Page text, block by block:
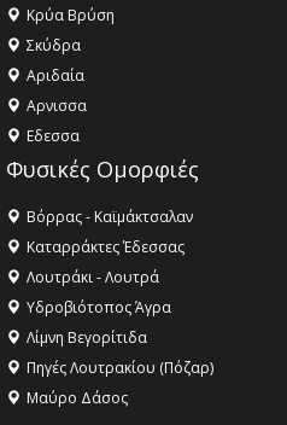
Κρύα Βρύση
Σκύδρα
Αριδαία
Aρνισσα
Eδεσσα
Φυσικές Ομορφιές
Βόρρας - Καϊμάκτσαλαν
Καταρράκτες Έδεσσας
Λουτράκι - Λουτρά
Υδροβιότοπος Άγρα
Λίμνη Βεγορίτιδα
Πηγές Λουτρακίου (Πόζαρ)
Μαύρο Δάσος